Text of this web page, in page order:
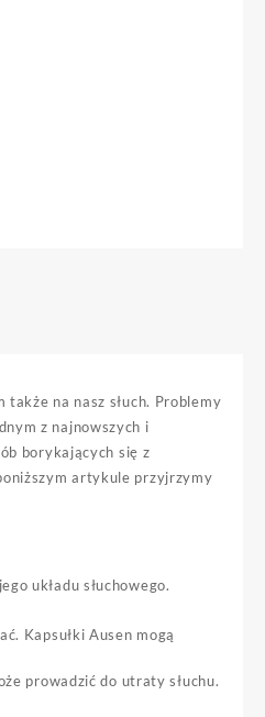
na nasz słuch. Problemy
z najnowszych i
borykających się z
artykule przyjrzymy
układu słuchowego.
Kapsułki Ausen mogą
prowadzić do utraty słuchu.